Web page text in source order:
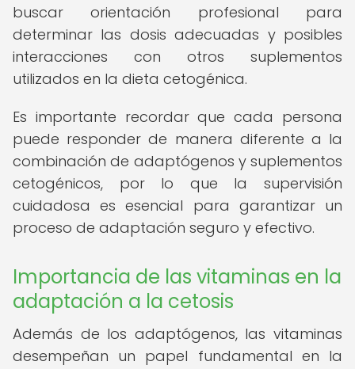
buscar orientación profesional para
determinar las dosis adecuadas y posibles
interacciones con otros suplementos
utilizados en la dieta cetogénica.
Es importante recordar que cada persona
puede responder de manera diferente a la
combinación de adaptógenos y suplementos
cetogénicos, por lo que la supervisión
cuidadosa es esencial para garantizar un
proceso de adaptación seguro y efectivo.
Importancia de las vitaminas en la
adaptación a la cetosis
Además de los adaptógenos, las vitaminas
desempeñan un papel fundamental en la